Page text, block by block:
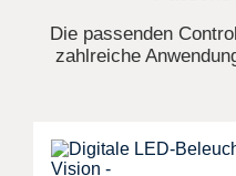
Die passenden
zahlreiche